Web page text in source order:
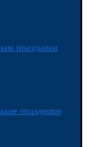
праздники
праздники